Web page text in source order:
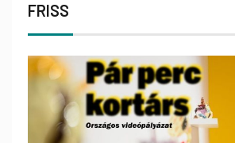
FRISS